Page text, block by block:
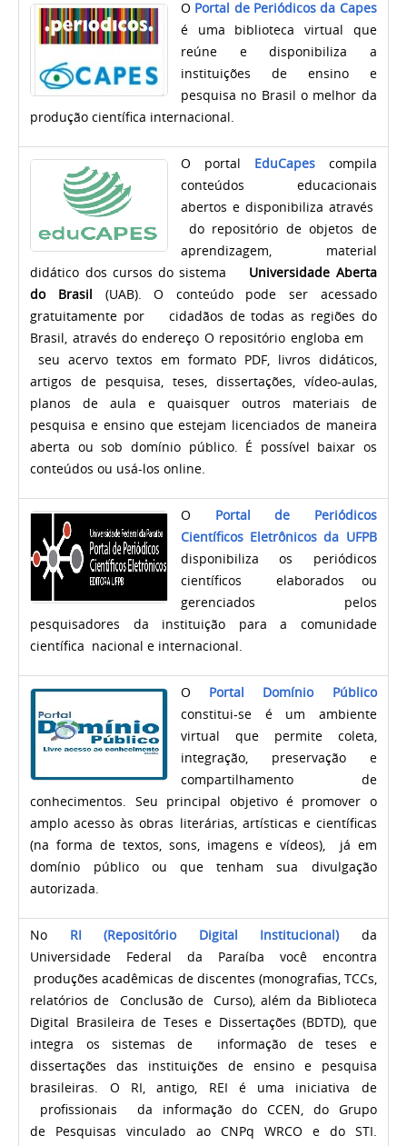
O Portal de Periódicos da Capes
é uma biblioteca virtual que
reúne e disponibiliza a
instituições de ensino e
pesquisa no Brasil o melhor da
produção científica internacional.
O portal EduCapescompila
conteúdos educacionais
abertos e disponibiliza através
do repositório de objetos de
aprendizagem, material
didático dos cursos do sistema Universidade Aberta
do Brasil (UAB). O conteúdo pode ser acessado
gratuitamente por cidadãos de todas as regiões do
Brasil, através do endereço O repositório engloba em
seu acervo textos em formato PDF, livros didáticos,
artigos de pesquisa, teses, dissertações, vídeo-aulas,
planos de aula e quaisquer outros materiais de
pesquisa e ensino que estejam licenciados de maneira
aberta ou sob domínio público. É possível baixar os
conteúdos ou usá-los online.
O Portal de Periódicos
Científicos Eletrônicos da UFPB
disponibiliza os periódicos
científicos elaborados ou
gerenciados pelos
pesquisadores da instituição para a comunidade
científica nacional e internacional.
O Portal Domínio Público
constitui-se é um ambiente
virtual que permite coleta,
integração, preservação e
compartilhamento de
conhecimentos. Seu principal objetivo é promover o
amplo acesso às obras literárias, artísticas e científicas
(na forma de textos, sons, imagens e vídeos),
já em
domínio público ou que tenham sua divulgação
autorizada.
No RI (Repositório Digital Institucional)
da
Universidade Federal da Paraíba você encontra
produções acadêmicas de discentes (monografias, TCCs,
relatórios de Conclusão de Curso), além da Biblioteca
Digital Brasileira de Teses e Dissertações (BDTD), que
integra os sistemas de informação de teses e
dissertações das instituições de ensino e pesquisa
brasileiras.
O RI, antigo, REI é uma iniciativa de
profissionais da informação do CCEN, do Grupo
de Pesquisas vinculado ao CNPq WRCO e do STI.